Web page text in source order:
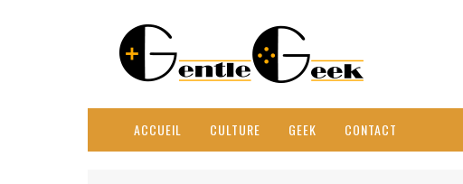
ACCUEIL CULTURE GEEK CONTACT